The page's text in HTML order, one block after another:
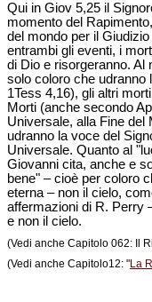
Qui in Giov 5,25 il
momento del
del mondo per il
entrambi gli eventi, i
di Dio e risorgeranno. Al
solo coloro che udranno
1Tess 4,16), gli altri
Morti (anche secondo
Universale, alla Fine del
udranno la voce del
Universale. Quanto al
Giovanni cita, anche e
bene" – cioè per coloro
eterna – non il cielo,
affermazioni di R. Perry
e non il cielo.
(Vedi anche Capitolo 062: Il
(Vedi anche Capitolo12: "La